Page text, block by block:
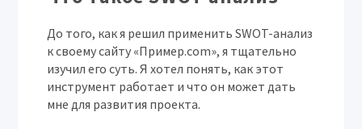
До того, как я решил применить SWOT-анализ
к своему сайту «Пример.com», я тщательно
изучил его суть. Я хотел понять, как этот
инструмент работает и что он может дать
мне для развития проекта.